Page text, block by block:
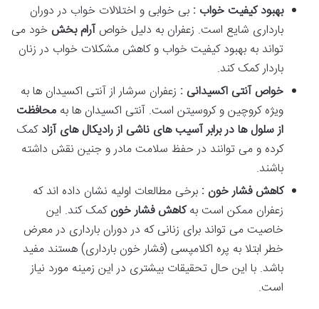
بهبود کیفیت خواب : بی خوابی و اختلالات خواب در دوران
بارداری شایع است. زعفران به دلیل خواصآرام بخش خود می
تواند به بهبود کیفیت خواب و کاهش مشکلات خواب در زنان
باردار کمک کند.
خواص آنتی اکسیدانی : زعفران سرشار از آنتی اکسیدان ها به
ویژه کروچین و کروسیتن است. آنتی اکسیدان ها به محافظت
از سلول ها در برابر آسیب های ناشی از رادیکال های آزادکمک
کرده و می توانند در حفظ سلامت مادر و جنین نقش داشته
باشند.
کاهش فشار خون : برخی مطالعات اولیه نشان داده اند که
زعفران ممکن است بهکاهش فشار خونکمک کند. این
خاصیت می تواند برای زنانی که در دوران بارداری در معرض
خطر ابتلا به پره اکلامپسی (فشار خون بارداری) هستند مفید
باشد. با این حال تحقیقات بیشتری در این زمینه مورد نیاز
است.